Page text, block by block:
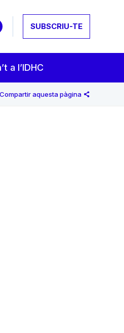
SUBSCRIU-TE
a l’IDHC
Compartir aquesta pàgina